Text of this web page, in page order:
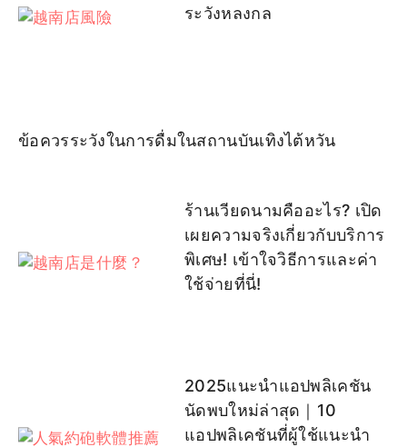
ระวังหลงกล
ข้อควรระวังในการดื่มในสถานบันเทิงไต้หวัน
ร้านเวียดนามคืออะไร? เปิด
เผยความจริงเกี่ยวกับบริการ
พิเศษ! เข้าใจวิธีการและค่า
ใช้จ่ายที่นี่!
2025แนะนำแอปพลิเคชัน
นัดพบใหม่ล่าสุด｜10
แอปพลิเคชันที่ผู้ใช้แนะนำ